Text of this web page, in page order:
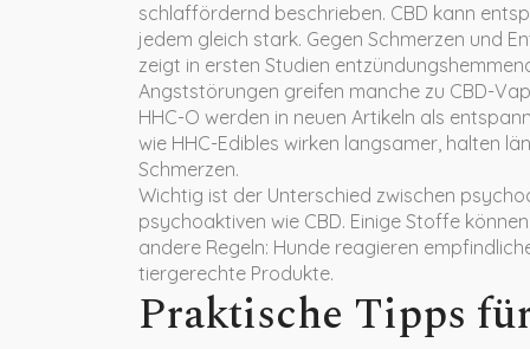
schlaffördernd beschrieben. CBD kann
jedem gleich stark. Gegen Schmerzen und
zeigt in ersten Studien
Angststörungen greifen manche zu CBD-
HHC-O werden in neuen Artikeln als
wie HHC-Edibles wirken langsamer, halten
Schmerzen.
Wichtig ist der Unterschied zwischen
psychoaktiven wie CBD. Einige Stoffe
andere Regeln: Hunde reagieren
tiergerechte Produkte.
Praktische Tipps